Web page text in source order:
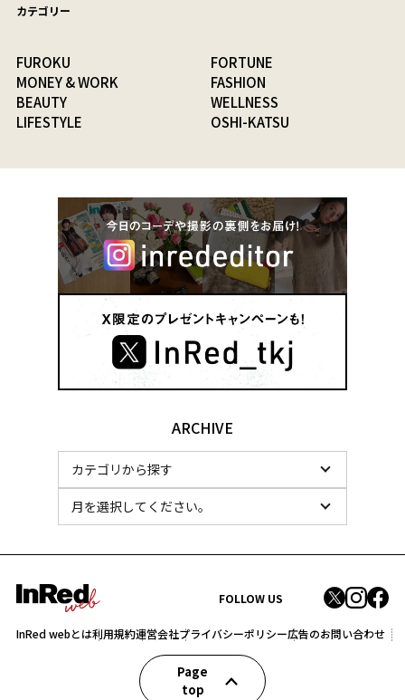
カテゴリー
FUROKU
FORTUNE
MONEY & WORK
FASHION
BEAUTY
WELLNESS
LIFESTYLE
OSHI-KATSU
ARCHIVE
FOLLOW US
InRed webとは利用規約運営会社プライバシーポリシー広告のお問い合わせ
Page
top